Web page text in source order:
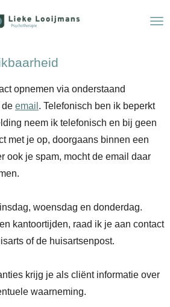
opnemen via onderstaand
de email . Telefonisch ben ik beperkt
neem ik telefonisch en bij geen
met je op, doorgaans binnen een
ook je spam, mocht de email daar
woensdag en donderdag.
kantoortijden, raad ik je aan contact
of de huisartsenpost.
krijg je als cliënt informatie over
waarneming.